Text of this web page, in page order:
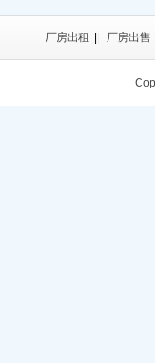
厂房出租 厂房出售